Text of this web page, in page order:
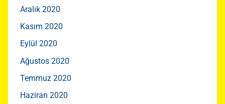
Aralık 2020
Kasım 2020
Eylül 2020
Ağustos 2020
Temmuz 2020
Haziran 2020